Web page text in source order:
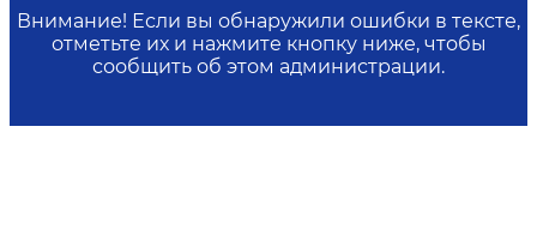
Внимание! Если вы обнаружили ошибки в тексте,
отметьте их и нажмите кнопку ниже, чтобы
сообщить об этом администрации.